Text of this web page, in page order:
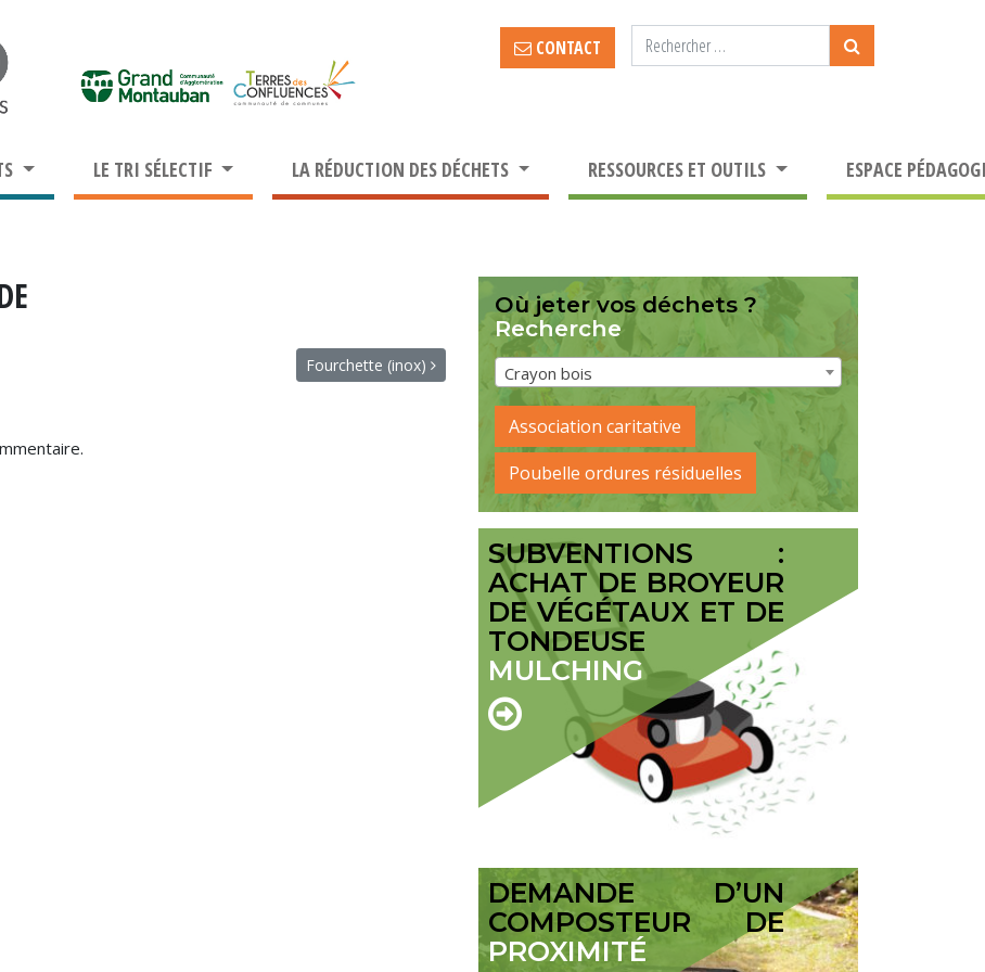
CONTACT
LE TRI SÉLECTIF LA RÉDUCTION DES DÉCHETS RESSOURCES ET OUTILS ESPACE
Fourchette (inox)
Où jeter vos déchets ?
Recherche
Crayon bois
Association caritative
Poubelle ordures résiduelles
SUBVENTIONS :
ACHAT DE BROYEUR
DE VÉGÉTAUX ET DE
TONDEUSE
MULCHING
DEMANDE D’UN
COMPOSTEUR DE
PROXIMITÉ